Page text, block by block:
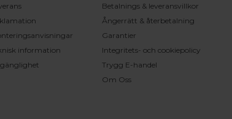
information
Betalnings & leveransvillkor
Ångerrätt & återbetalning
Garantier
Integritets- och cookiepolicy
Trygg E-handel
Om Oss